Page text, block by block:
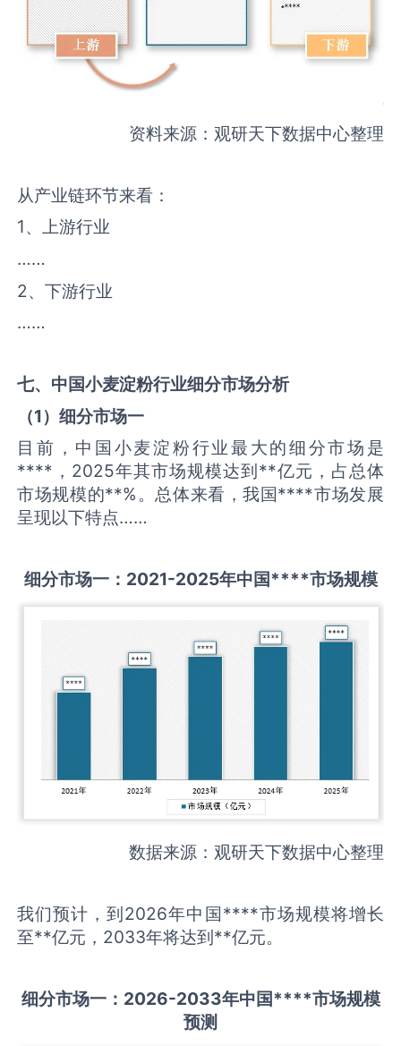
资料来源：观研天下数据中心整理
从产业链环节来看：
1、上游行业
……
2、下游行业
……
七、中国小麦淀粉行业细分市场分析
（1）细分市场一
目前，中国小麦淀粉行业最大的细分市场是
****，2025年其市场规模达到**亿元，占总体
市场规模的**%。总体来看，我国****市场发展
呈现以下特点……
细分市场一： 2021-2025年中国****市场规模
数据来源：观研天下数据中心整理
我们预计，到2026年中国****市场规模将增长
至**亿元，2033年将达到**亿元。
细分市场一： 2026-2033年中国****市场规模
预测